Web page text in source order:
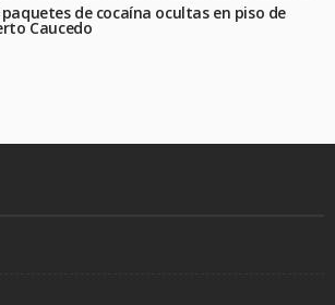
de cocaína ocultas en piso de
Caucedo